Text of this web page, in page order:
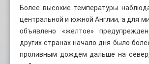
Более высокие температуры
центральной и южной Англии, а для
объявлено «желтое»
других странах начало дня было
проливным дождем дальше на